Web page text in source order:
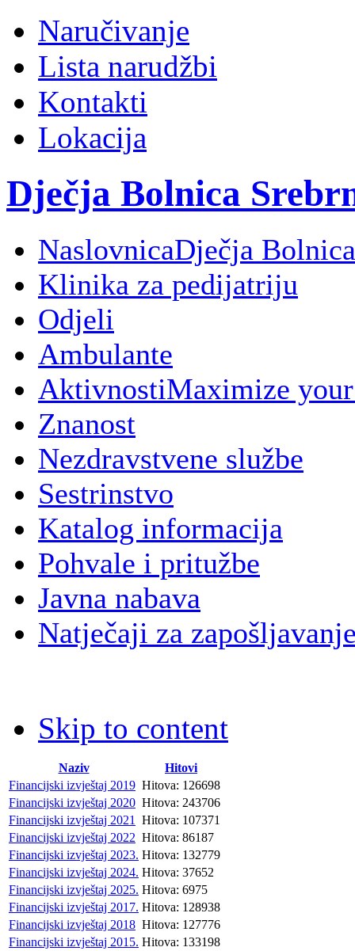
Naručivanje
Lista narudžbi
Kontakti
Lokacija
Dječja Bolnica
NaslovnicaDječja
Klinika za pedijatriju
Odjeli
Ambulante
AktivnostiMaximize
Znanost
Nezdravstvene službe
Sestrinstvo
Katalog informacija
Pohvale i pritužbe
Javna nabava
Natječaji za
Skip to content
Naziv
Hitovi
Financijski izvještaj 2019 Hitova: 126698
Financijski izvještaj 2020 Hitova: 243706
Financijski izvještaj 2021
Hitova: 107371
Financijski izvještaj 2022 Hitova: 86187
Financijski izvještaj 2023. Hitova: 132779
Financijski izvještaj 2024. Hitova: 37652
Financijski izvještaj 2025. Hitova: 6975
Financijski izvještaj 2017. Hitova: 128938
Financijski izvještaj 2018 Hitova: 127776
Financijski izvještaj 2015. Hitova: 133198